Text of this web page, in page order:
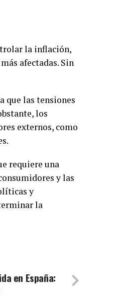
la inflación,
afectadas. Sin
que las tensiones
los
externos, como
requiere una
y las
y
la
en España: